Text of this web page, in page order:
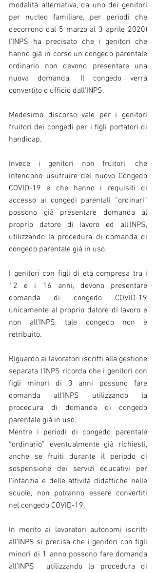
modalità alternativa, da uno dei genitori
per nucleo familiare, per periodi che
decorrono dal 5 marzo al 3 aprile 2020)
l’INPS ha precisato che i genitori che
hanno già in corso un congedo parentale
ordinario non devono presentare una
nuova domanda. Il congedo verrà
convertito d’ufficio dall’INPS.
Medesimo discorso vale per i genitori
fruitori dei congedi per i figli portatori di
handicap.
Invece i genitori non fruitori, che
intendono usufruire del nuovo Congedo
COVID-19 e che hanno i requisiti di
accesso ai congedi parentali “ordinari”
possono già presentare domanda al
proprio datore di lavoro ed all’INPS,
utilizzando la procedura di domanda di
congedo parentale già in uso.
I genitori con figli di età compresa tra i
12 e i 16 anni, devono presentare
domanda di congedo COVID-19
unicamente al proprio datore di lavoro e
non all’INPS, tale congedo non è
retribuito.
Riguardo ai lavoratori iscritti alla gestione
separata l’INPS ricorda che i genitori con
figli minori di 3 anni possono fare
domanda all’INPS utilizzando la
procedura di domanda di congedo
parentale già in uso.
Mentre i periodi di congedo parentale
“ordinario” eventualmente già richiesti,
anche se fruiti durante il periodo di
sospensione dei servizi educativi per
l’infanzia e delle attività didattiche nelle
scuole, non potranno essere convertiti
nel congedo COVID-19.
In merito ai lavoratori autonomi iscritti
all’INPS si precisa che i genitori con figli
minori di 1 anno possono fare domanda
all’INPS  utilizzando la procedura di